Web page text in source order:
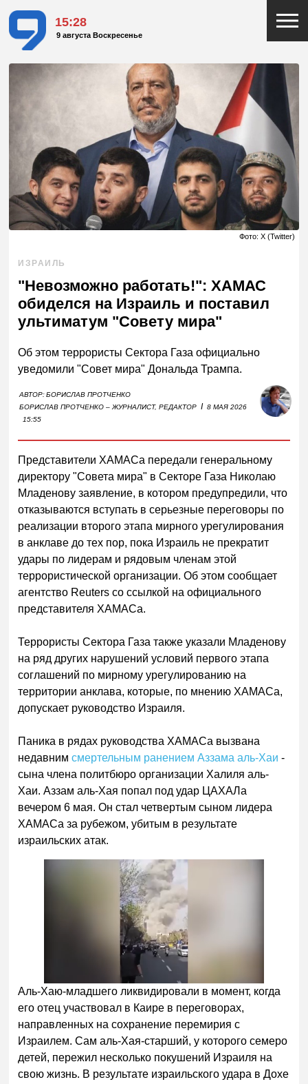
15:28
9 августа Воскресенье
Фото: X (Twitter)
ИЗРАИЛЬ
"Невозможно работать!": ХАМАС
обиделся на Израиль и поставил
ультиматум "Совету мира"
Об этом террористы Сектора Газа официально
уведомили "Совет мира" Дональда Трампа.
АВТОР:БОРИСЛАВ ПРОТЧЕНКО
БОРИСЛАВ ПРОТЧЕНКО – ЖУРНАЛИСТ, РЕДАКТОР I 8 МАЯ 2026
15:55
Представители ХАМАСа передали генеральному
директору "Совета мира" в Секторе Газа Николаю
Младенову заявление, в котором предупредили, что
отказываются вступать в серьезные переговоры по
реализации второго этапа мирного урегулирования
в анклаве до тех пор, пока Израиль не прекратит
удары по лидерам и рядовым членам этой
террористической организации. Об этом сообщает
агентство Reuters со ссылкой на официального
представителя ХАМАСа.
Террористы Сектора Газа также указали Младенову
на ряд других нарушений условий первого этапа
соглашений по мирному урегулированию на
территории анклава, которые, по мнению ХАМАСа,
допускает руководство Израиля.
Паника в рядах руководства ХАМАСа вызвана
недавнимсмертельным ранением Аззама аль-Хаи -
сына члена политбюро организации Халиля аль-
Хаи. Аззам аль-Хая попал под удар ЦАХАЛа
вечером 6 мая. Он стал четвертым сыном лидера
ХАМАСа за рубежом, убитым в результате
израильских атак.
Аль-Хаю-младшего ликвидировали в момент, когда
его отец участвовал в Каире в переговорах,
направленных на сохранение перемирия с
Израилем. Сам аль-Хая-старший, у которого семеро
детей, пережил несколько покушений Израиля на
свою жизнь. В результате израильского удара в Дохе